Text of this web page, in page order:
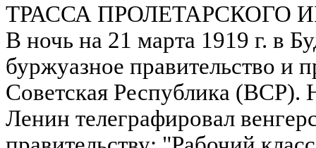
ТРАССА ПРОЛЕТАРСКОГО
В ночь на 21 марта 1919 г. в
буржуазное правительство и
Советская Республика
Ленин телеграфировал